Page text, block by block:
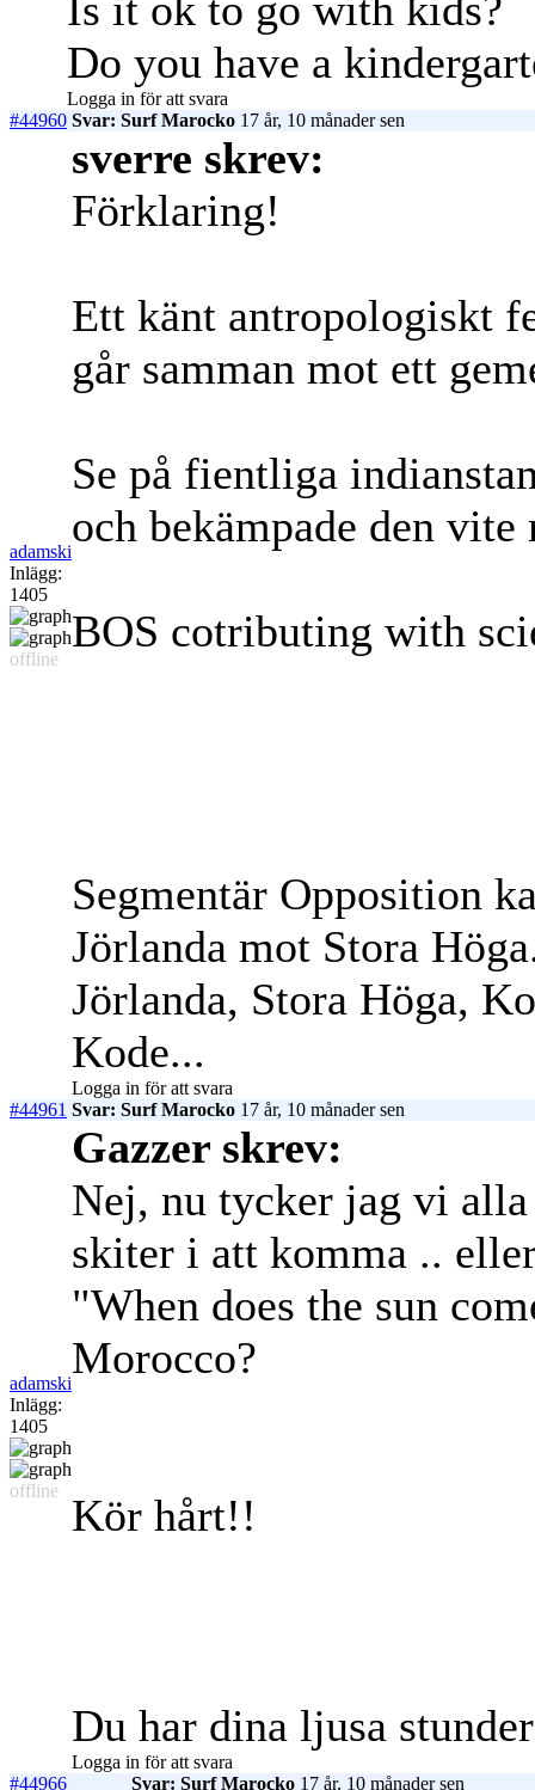
Is it ok to go with kids?
Do you have a
Logga in för att svara
#44960 Svar: Surf Marocko 17 år, 10 månader sen
adamski
Inlägg:
1405
offline
sverre skrev:
Förklaring!
Ett känt antropologiskt
går samman mot ett
Se på fientliga
och bekämpade den vite
BOS cotributing with
Segmentär Opposition
Jörlanda mot Stora
Jörlanda, Stora Höga,
Kode...
Logga in för att svara
#44961 Svar: Surf Marocko 17 år, 10 månader sen
adamski
Inlägg:
1405
offline
Gazzer skrev:
Nej, nu tycker jag vi alla
skiter i att komma ..
"When does the sun
Morocco?
Kör hårt!!
Du har dina ljusa
Logga in för att svara
#44966
Svar: Surf Marocko 17 år, 10 månader sen